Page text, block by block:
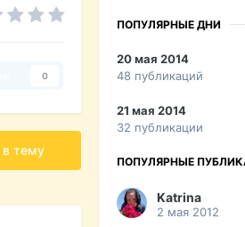
0
в тему
ПОПУЛЯРНЫЕ ДНИ
20 мая 2014
48 публикаций
21 мая 2014
32 публикации
ПОПУЛЯРНЫЕ
Katrina
2 мая 2012